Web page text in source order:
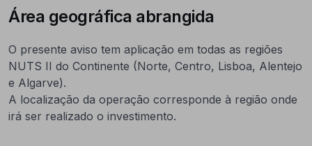
Área geográfica abrangida
O presente aviso tem aplicação em todas as regiões
NUTS II do Continente (Norte, Centro, Lisboa, Alentejo
e Algarve).
A localização da operação corresponde à região onde
irá ser realizado o investimento.